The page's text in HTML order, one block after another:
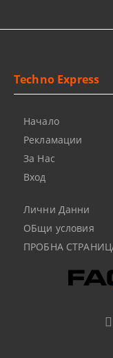
Techno Express
Начало
Рекламации
За Нас
Вход
Лични Данни
ОБщи условия
ПРОБНА